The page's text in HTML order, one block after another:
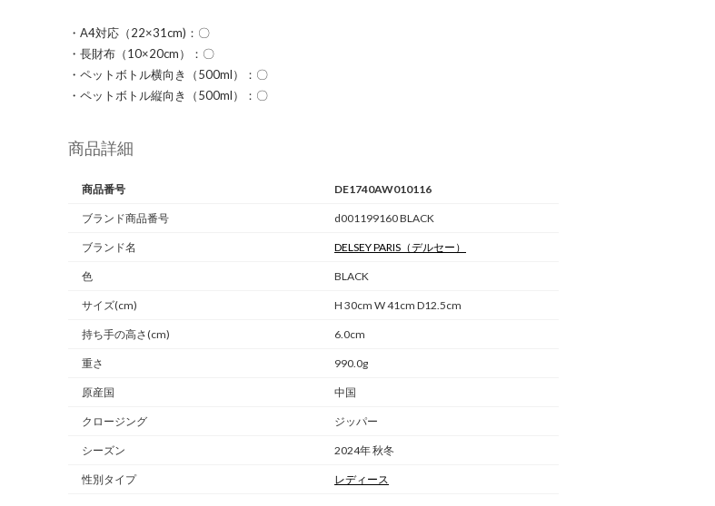
・A4対応（22×31cm)：〇
・長財布（10×20cm）：〇
・ペットボトル横向き（500ml）：〇
・ペットボトル縦向き（500ml）：〇
商品詳細
商品番号 DE1740AW010116
ブランド商品番号 d001199160 BLACK
ブランド名 DELSEY PARIS （デルセー）
色 BLACK
サイズ(cm) H 30cm W 41cm D12.5cm
持ち手の高さ(cm) 6.0cm
重さ 990.0g
原産国 中国
クロージング ジッパー
シーズン 2024年 秋冬
性別タイプ レディース